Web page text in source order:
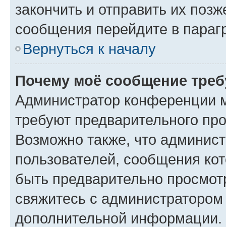
закончить и отправить их
сообщения перейдите в
Вернуться к началу
Почему моё сообщение
Администратор конференции
требуют предварительного
Возможно также, что
пользователей, сообщения
быть предварительно
свяжитесь с
дополнительной информации.